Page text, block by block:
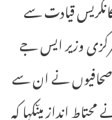
قیادت سے
وزیر ایس جے
صحافیوں نے ان سے
انداز میںکہا کہ